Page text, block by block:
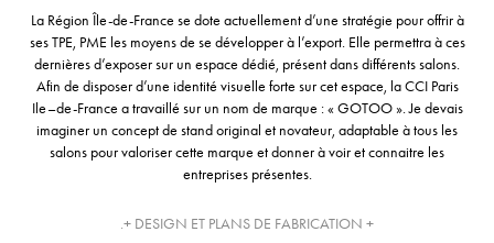
La Région Île-de-France se dote actuellement d’une stratégie pour offrir à
ses TPE, PME les moyens de se développer à l’export. Elle permettra à ces
dernières d’exposer sur un espace dédié, présent dans différents salons.
Afin de disposer d’une identité visuelle forte sur cet espace, la CCI Paris
Ile–de-France a travaillé sur un nom de marque : « GOTOO ». Je devais
imaginer un concept de stand original et novateur, adaptable à tous les
salons pour valoriser cette marque et donner à voir et connaitre les
entreprises présentes.
.+ DESIGN ET PLANS DE FABRICATION +